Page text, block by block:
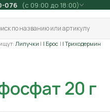
076 (с 09:00 до 18:00)
Липучки | Брос | Триходермин
20 г